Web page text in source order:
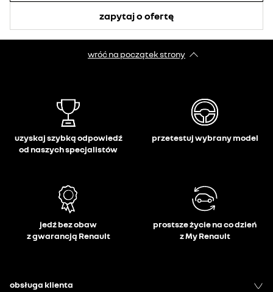
zapytaj o ofertę
wróć na początek strony
uzyskaj szybką odpowiedź
od naszych specjalistów
przetestuj wybrany model
jedź bez obaw
z gwarancją Renault
prostsze życie na co dzień
z My Renault
obsługa klienta